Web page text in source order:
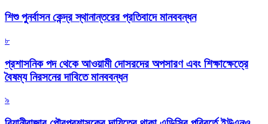
শিশু পুনর্বাসন কেন্দ্র স্থানান্তরের প্রতিবাদে মানববন্ধন
৮
প্রশাসনিক পদ থেকে আওয়ামী দোসরদের অপসারণ এবং শিক্ষাক্ষেত্রে
বৈষম্য নিরসনের দাবিতে মানববন্ধন
৯